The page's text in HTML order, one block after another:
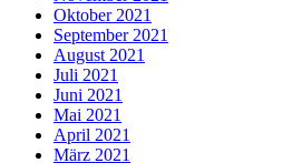
Oktober 2021
September 2021
August 2021
Juli 2021
Juni 2021
Mai 2021
April 2021
März 2021